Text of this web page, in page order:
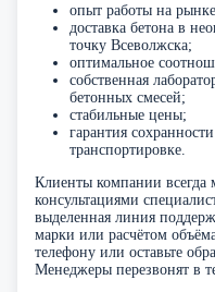
опыт работы на
доставка бетона в
точку Всеволжска;
оптимальное
собственная
бетонных смесей;
стабильные цены;
гарантия
транспортировке.
Клиенты компании всегда
консультациями
выделенная линия
марки или расчётом
телефону или оставьте
Менеджеры перезвонят в